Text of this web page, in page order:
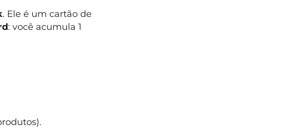
. Ele é um cartão de
: você acumula 1